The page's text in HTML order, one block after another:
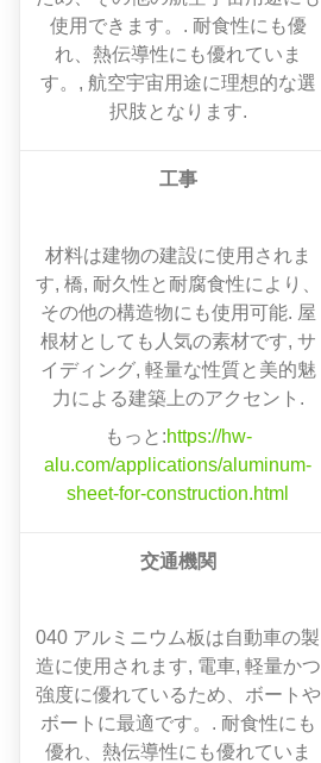
使用できます。. 耐食性にも優
れ、熱伝導性にも優れていま
す。, 航空宇宙用途に理想的な選
択肢となります.
工事
材料は建物の建設に使用されま
す, 橋, 耐久性と耐腐食性により、
その他の構造物にも使用可能. 屋
根材としても人気の素材です, サ
イディング, 軽量な性質と美的魅
力による建築上のアクセント.
もっと:https://hw-
alu.com/applications/aluminum-
sheet-for-construction.html
交通機関
040 アルミニウム板は自動車の製
造に使用されます, 電車, 軽量かつ
強度に優れているため、ボートや
ボートに最適です。. 耐食性にも
優れ、熱伝導性にも優れていま